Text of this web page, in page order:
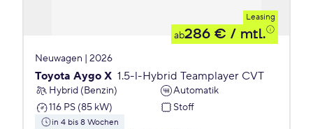
Leasing
ab286 € / mtl.
Neuwagen | 2026
Toyota Aygo X 1.5-l-Hybrid Teamplayer CVT
Hybrid (Benzin)
Automatik
116 PS (85 kW)
Stoff
in 4 bis 8 Wochen